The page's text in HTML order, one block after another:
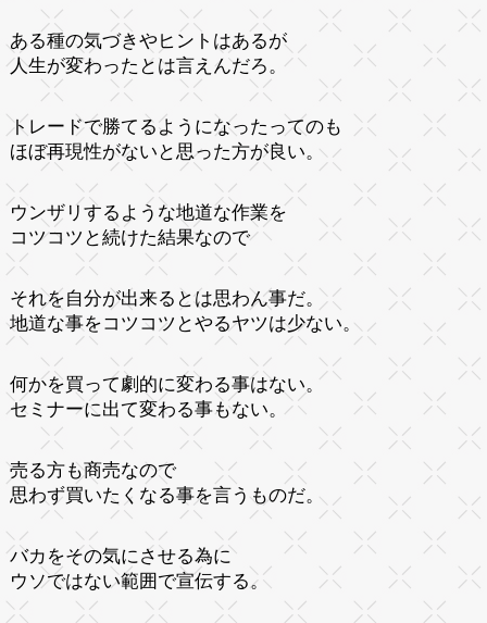
ある種の気づきやヒントはあるが
人生が変わったとは言えんだろ。
トレードで勝てるようになったってのも
ほぼ再現性がないと思った方が良い。
ウンザリするような地道な作業を
コツコツと続けた結果なので
それを自分が出来るとは思わん事だ。
地道な事をコツコツとやるヤツは少ない。
何かを買って劇的に変わる事はない。
セミナーに出て変わる事もない。
売る方も商売なので
思わず買いたくなる事を言うものだ。
バカをその気にさせる為に
ウソではない範囲で宣伝する。